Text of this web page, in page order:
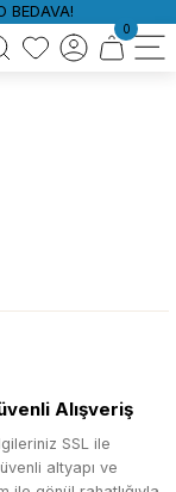
BEDAVA!
0
Alışveriş
SSL ile
altyapı ve